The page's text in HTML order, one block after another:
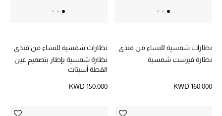
نظارات شمسية للنساء من فندي
نظارة فيرست شمسية
KWD 160.000
نظارات شمسية للنساء من فندي
نظارة شمسية بإطار بتصميم عين
القطة أسيتات
KWD 150.000